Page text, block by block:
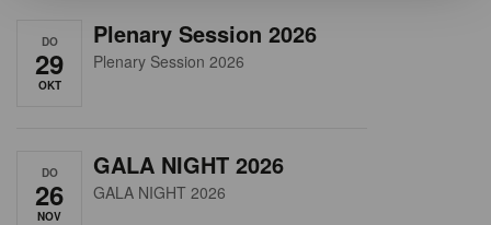
DO
29
OKT
Plenary Session 2026
Plenary Session 2026
DO
26
NOV
GALA NIGHT 2026
GALA NIGHT 2026